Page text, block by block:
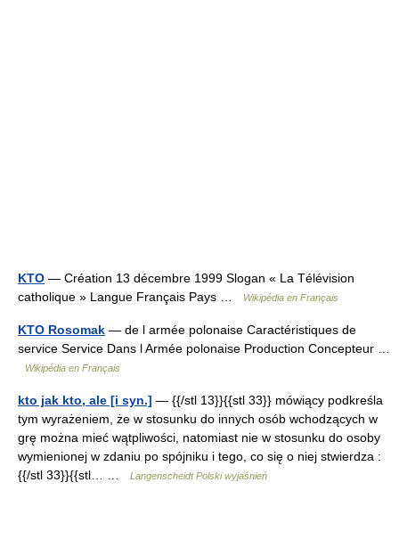
KTO — Création 13 décembre 1999 Slogan « La Télévision
catholique » Langue Français Pays …
Wikipédia en Français
KTO Rosomak — de l armée polonaise Caractéristiques de
service Service Dans l Armée polonaise Production Concepteur …
Wikipédia en Français
kto jak kto, ale [i syn.] — {{/stl 13}}{{stl 33}} mówiący podkreśla
tym wyrażeniem, że w stosunku do innych osób wchodzących w
grę można mieć wątpliwości, natomiast nie w stosunku do osoby
wymienionej w zdaniu po spójniku i tego, co się o niej stwierdza :
{{/stl 33}}{{stl… …
Langenscheidt Polski wyjaśnień